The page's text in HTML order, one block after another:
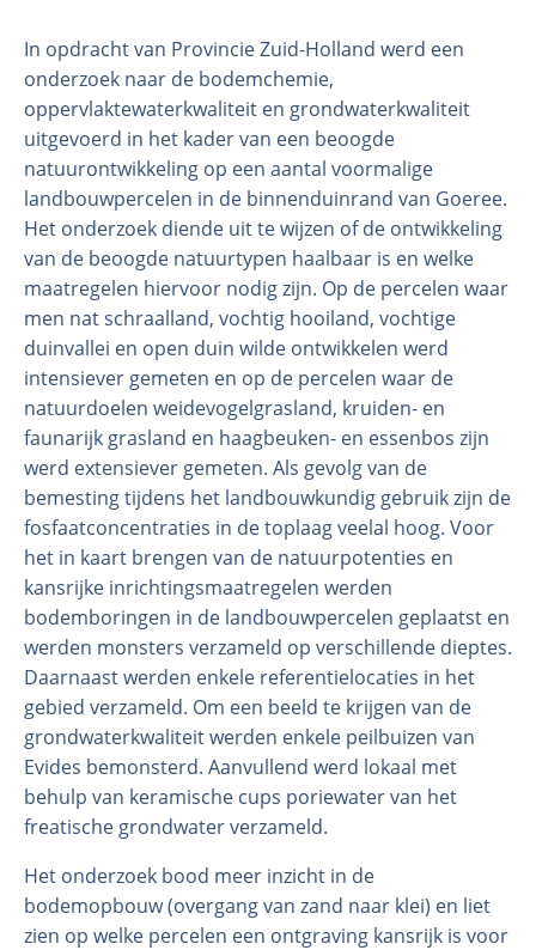
Organisatie
Medewerkers
Laboratorium
Veld- en laboratoriumexperimenten
Veldwerkzaamheden
In opdracht van Provincie Zuid-Holland werd een
onderzoek naar de bodemchemie,
oppervlaktewaterkwaliteit en grondwaterkwaliteit
uitgevoerd in het kader van een beoogde
natuurontwikkeling op een aantal voormalige
landbouwpercelen in de binnenduinrand van Goeree.
Het onderzoek diende uit te wijzen of de ontwikkeling
van de beoogde natuurtypen haalbaar is en welke
maatregelen hiervoor nodig zijn. Op de percelen waar
men nat schraalland, vochtig hooiland, vochtige
duinvallei en open duin wilde ontwikkelen werd
intensiever gemeten en op de percelen waar de
natuurdoelen weidevogelgrasland, kruiden- en
faunarijk grasland en haagbeuken- en essenbos zijn
werd extensiever gemeten. Als gevolg van de
bemesting tijdens het landbouwkundig gebruik zijn de
fosfaatconcentraties in de toplaag veelal hoog. Voor
het in kaart brengen van de natuurpotenties en
kansrijke inrichtingsmaatregelen werden
bodemboringen in de landbouwpercelen geplaatst en
werden monsters verzameld op verschillende dieptes.
Daarnaast werden enkele referentielocaties in het
gebied verzameld. Om een beeld te krijgen van de
grondwaterkwaliteit werden enkele peilbuizen van
Evides bemonsterd. Aanvullend werd lokaal met
behulp van keramische cups poriewater van het
freatische grondwater verzameld.
Het onderzoek bood meer inzicht in de
bodemopbouw (overgang van zand naar klei) en liet
zien op welke percelen een ontgraving kansrijk is voor